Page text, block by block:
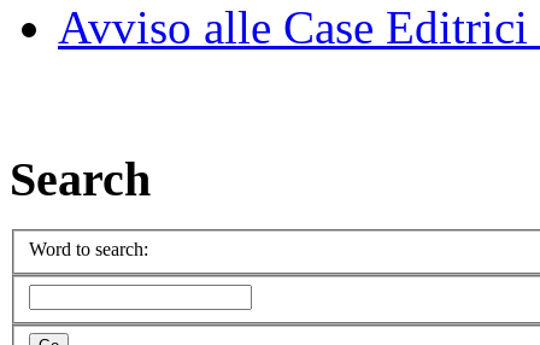
Avviso alle Case
Search
Word to search: